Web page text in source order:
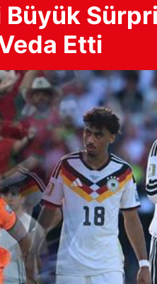
Büyük
Etti